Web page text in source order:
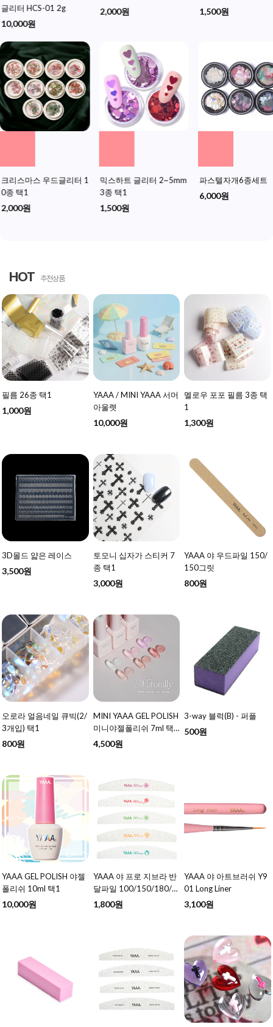
2,000원 1,500원 1,500원
믹스하트 글리터 2~5mm
3종 택1
1,500원
파스텔자개6종세트
6,000원
조약돌 자개 12종 택
2,000원
HOT 추천상품
필름 26종 택1
1,000원
YAAA / MINI YAAA 서머
아울렛
10,000원
멜로우 포포 필름 3종 택
1
1,300원
3D몰드 얇은 레이스
3,500원
토모니 십자가 스티커 7
종 택1
3,000원
YAAA 야 우드파일 150/
150그릿
800원
오로라 얼음네일 큐빅(2/
3개입) 택1
800원
MINI YAAA GEL POLISH
미니야젤폴리쉬 7ml 택1
- 여름 신상 추가
4,500원
3-way 블럭(B) - 퍼플
500원
YAAA GEL POLISH 야젤
폴리쉬 10ml 택1
10,000원
YAAA 야 프로 지브라 반
달파일 100/150/180/2
40 택1
1,800원
YAAA 야 아트브러쉬 Y9
01 Long Liner
3,100원